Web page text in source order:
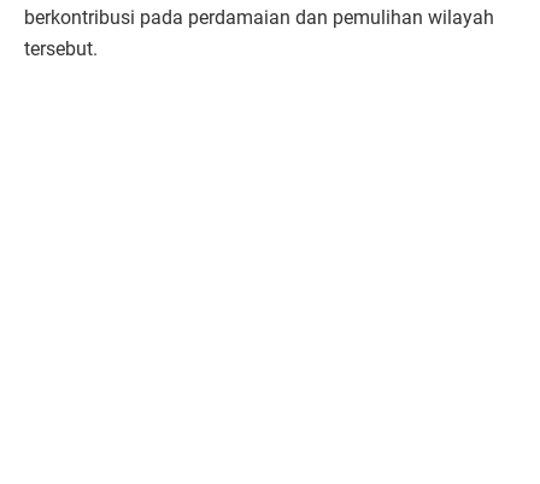
berkontribusi pada perdamaian dan pemulihan wilayah
tersebut.